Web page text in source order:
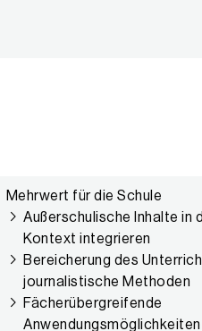
Mehrwert für die Schule
Außerschulische Inhalte in
Kontext integrieren
Bereicherung des
journalistische Methoden
Fächerübergreifende
Anwendungsmöglichkeiten